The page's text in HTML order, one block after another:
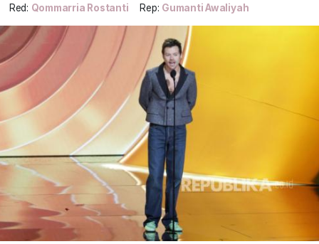
Red: Qommarria Rostanti Rep: Gumanti Awaliyah